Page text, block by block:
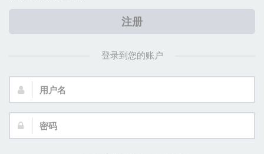
注册
登录到您的账户
户
名：
码：